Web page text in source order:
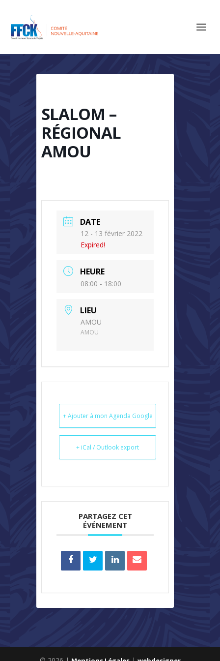
SLALOM –
RÉGIONAL
AMOU
DATE
12 - 13 février 2022
Expired!
HEURE
08:00 - 18:00
LIEU
AMOU
AMOU
+ Ajouter à mon Agenda Google
+ iCal / Outlook export
PARTAGEZ CET
ÉVÉNEMENT